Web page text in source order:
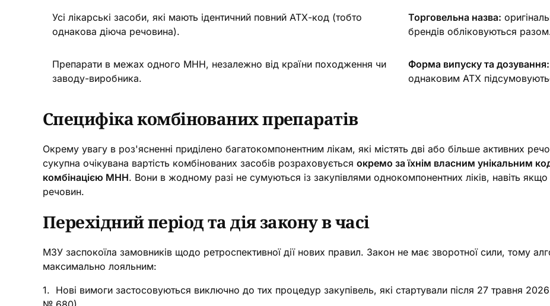
Усі лікарські засоби, які мають ідентичний повний АТХ-код (тобто
однакова діюча речовина).
Торговельна назва:
брендів обліковуються
Препарати в межах одного МНН, незалежно від країни походження чи
заводу-виробника.
Форма випуску та дозування:
однаковим АТХ
Специфіка комбінованих препаратів
Окрему увагу в роз'ясненні приділено багатокомпонентним лікам, які містять дві або більше активних
сукупна очікувана вартість комбінованих засобів розраховується окремо за їхнім власним унікальним
комбінацією МНН. Вони в жодному разі не сумуються із закупівлями однокомпонентних ліків, навіть
речовин.
Перехідний період та дія закону в часі
МЗУ заспокоїла замовників щодо ретроспективної дії нових правил. Закон не має зворотної сили, тому
максимально лояльним:
1. Нові вимоги застосовуються виключно до тих процедур закупівель, які стартували після 27 травня